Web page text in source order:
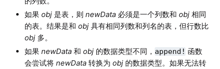
如果 obj是表，则 newData必须是一个列数和 obj相同
的表。结果是和 obj具有相同列数和列名的表，但行数比
obj多。
如果 newData和 obj的数据类型不同， append! 函数
会尝试将 newData转换为 obj的数据类型。如果无法转